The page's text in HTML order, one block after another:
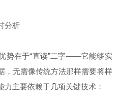
分析
在于“直读”二字——它能够实
，无需像传统方法那样需要将样
主要依赖于几项关键技术：